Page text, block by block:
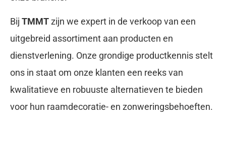
Bij TMMTzijn we expert in de verkoop van een
uitgebreid assortiment aan producten en
dienstverlening. Onze grondige productkennis stelt
ons in staat om onze klanten een reeks van
kwalitatieve en robuuste alternatieven te bieden
voor hun raamdecoratie- en zonweringsbehoeften.